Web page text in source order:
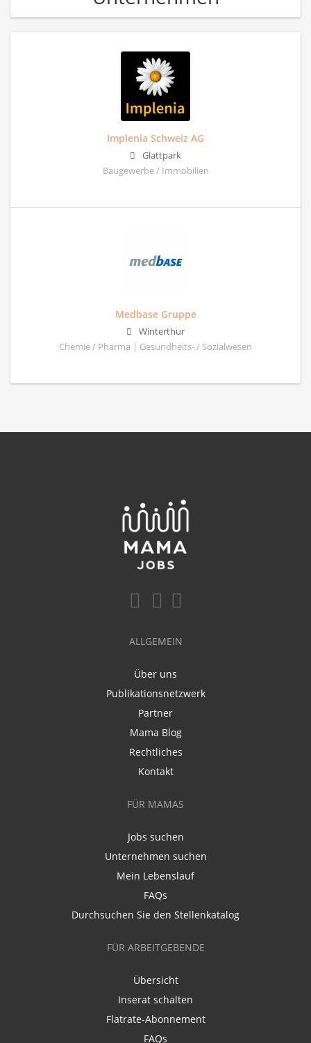
Implenia Schweiz AG
Glattpark
Baugewerbe / Immobilien
Medbase Gruppe
Winterthur
Chemie / Pharma | Gesundheits- / Sozialwesen
ALLGEMEIN
Über uns
Publikationsnetzwerk
Partner
Mama Blog
Rechtliches
Kontakt
FÜR MAMAS
Jobs suchen
Unternehmen suchen
Mein Lebenslauf
FAQs
Durchsuchen Sie den Stellenkatalog
FÜR ARBEITGEBENDE
Übersicht
Inserat schalten
Flatrate-Abonnement
FAQs